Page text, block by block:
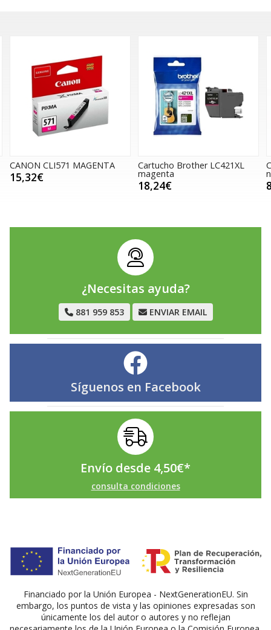
MAGENTA Cartucho Brother LC421XL Cartucho
¿Necesitas ayuda?
881 959 853 ENVIAR EMAIL
Síguenos en Facebook
Envío desde 4,50€*
consulta condiciones
Financiado por la Unión Europea - NextGenerationEU. Sin
embargo, los puntos de vista y las opiniones expresadas son
únicamente los del autor o autores y no reflejan